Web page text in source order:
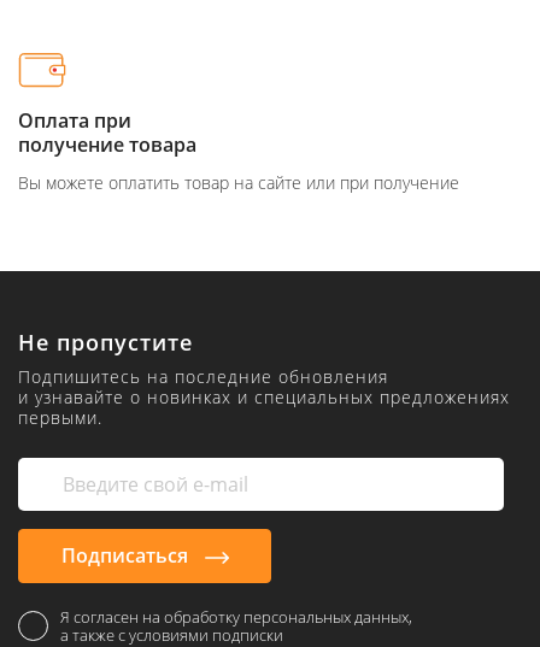
Оплата при
получение товара
Вы можете оплатить товар на сайте или при получение
Не пропустите
Подпишитесь на последние обновления
и узнавайте о новинках и специальных предложениях
первыми.
Подписаться
Я согласен на обработку персональных данных,
а также с условиями подписки